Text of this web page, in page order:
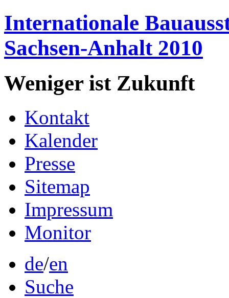
Internationale
Sachsen-Anhalt 2010
Weniger ist Zukunft
Kontakt
Kalender
Presse
Sitemap
Impressum
Monitor
de/en
Suche